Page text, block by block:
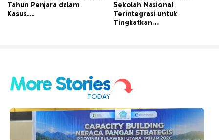
Tahun Penjara dalam
Kasus...
Sekolah Nasional
Terintegrasi untuk
Tingkatkan...
More Stories
TODAY